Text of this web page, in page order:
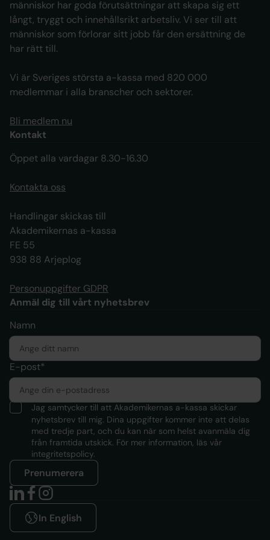
In English
människor har goda förutsättningar att skapa sig ett
långt, tryggt och innehållsrikt arbetsliv. Vi ser till att
människor som förlorar sitt jobb får den ersättning de
har rätt till.
Vi är Sveriges största a-kassa med 820 000
medlemmar i alla branscher och sektorer.
Bli medlem nu
Kontakt
Öppet alla vardagar 8.30-16.30
Kontakta oss
Handlingar skickas till
Akademikernas a-kassa
FE 55
938 88 Arjeplog
Personuppgifter GDPR
Anmäl dig till vårt nyhetsbrev
Namn
E-post*
Jag samtycker till att Akademikernas a-kassa skickar
nyhetsbrev till mig. Dina uppgifter kommer inte att delas
med tredje part, och du kan när som helst avanmäla dig
från framtida utskick. För mer information, läs vår
integritetspolicy.
Prenumerera